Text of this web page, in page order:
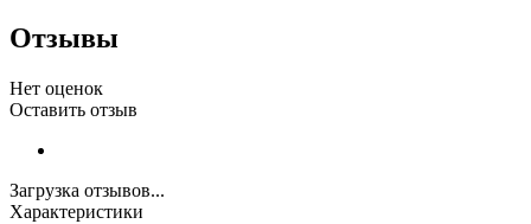
Отзывы
Нет оценок
Оставить отзыв
Загрузка отзывов...
Характеристики